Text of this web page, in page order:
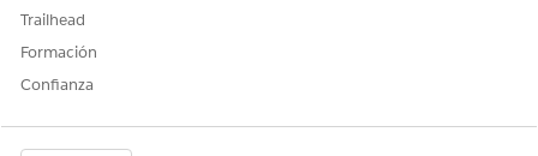
Trailhead
Formación
Confianza